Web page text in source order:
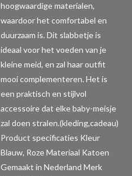
hoogwaardige materialen,
waardoor het comfortabel en
duurzaam is. Dit slabbetje is
ideaal voor het voeden van je
kleine meid, en zal haar outfit
mooi complementeren. Het is
een praktisch en stijlvol
accessoire dat elke baby-meisje
zal doen stralen.(kleding,cadeau)
Product specificaties Kleur
Blauw, Roze Materiaal Katoen
Gemaakt in Nederland Merk